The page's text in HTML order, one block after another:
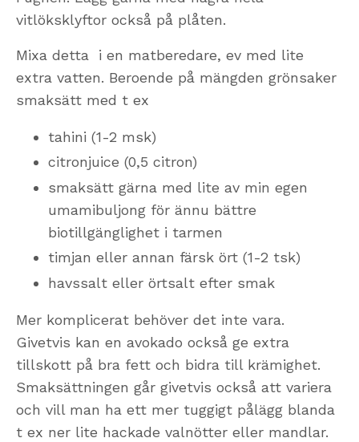
vitlöksklyftor också på plåten.
Mixa detta i en matberedare, ev med lite
extra vatten. Beroende på mängden grönsaker
smaksätt med t ex
tahini (1-2 msk)
citronjuice (0,5 citron)
smaksätt gärna med lite av min egen
umamibuljong för ännu bättre
biotillgänglighet i tarmen
timjan eller annan färsk ört (1-2 tsk)
havssalt eller örtsalt efter smak
Mer komplicerat behöver det inte vara.
Givetvis kan en avokado också ge extra
tillskott på bra fett och bidra till krämighet.
Smaksättningen går givetvis också att variera
och vill man ha ett mer tuggigt pålägg blanda
t ex ner lite hackade valnötter eller mandlar.